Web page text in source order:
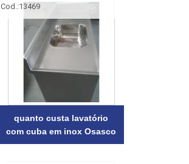
Cod.:13469
quanto custa lavatório
com cuba em inox Osasco